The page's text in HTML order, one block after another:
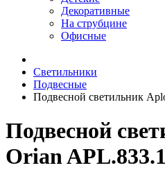
Декоративные
На струбцине
Офисные
Светильники
Подвесные
Подвесной светильник
Подвесной
Orian